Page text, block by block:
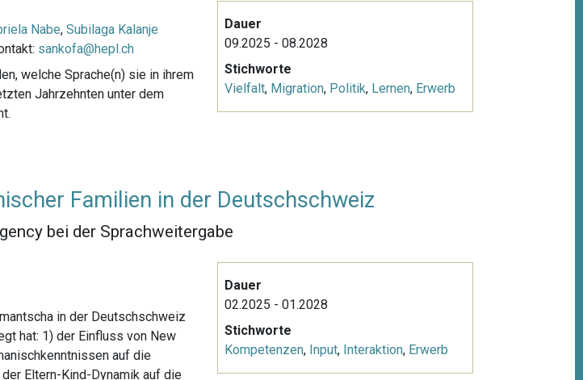
Nabe,Subilaga Kalanje
sankofa@hepl.ch
welche Sprache(n) sie in ihrem
Jahrzehnten unter dem
Dauer
09.2025 - 08.2028
Stichworte
Vielfalt, Migration, Politik, Lernen, Erwerb
Familien in der Deutschschweiz
bei der Sprachweitergabe
in der Deutschschweiz
hat: 1) der Einfluss von New
auf die
Eltern-Kind-Dynamik auf die
Dauer
02.2025 - 01.2028
Stichworte
Kompetenzen, Input, Interaktion, Erwerb